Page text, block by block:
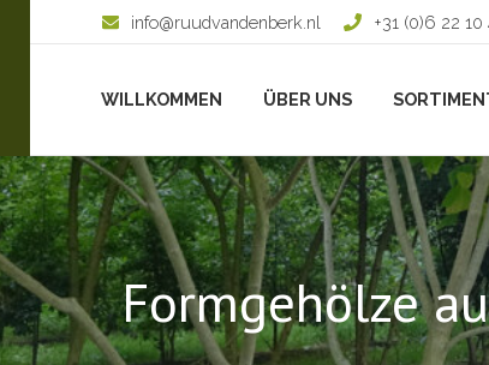
info@ruudvandenberk.nl +31 (0)6 22 10
WILLKOMMEN ÜBER UNS
Formgehölze